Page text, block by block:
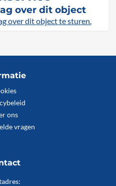
over dit object
over dit object te sturen.
ons
vragen